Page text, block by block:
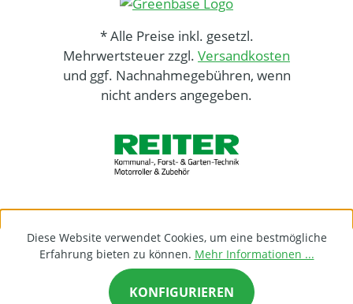
* Alle Preise inkl. gesetzl.
Mehrwertsteuer zzgl. Versandkosten
und ggf. Nachnahmegebühren, wenn
nicht anders angegeben.
Diese Website verwendet Cookies, um eine bestmögliche
Erfahrung bieten zu können. Mehr Informationen ...
KONFIGURIEREN